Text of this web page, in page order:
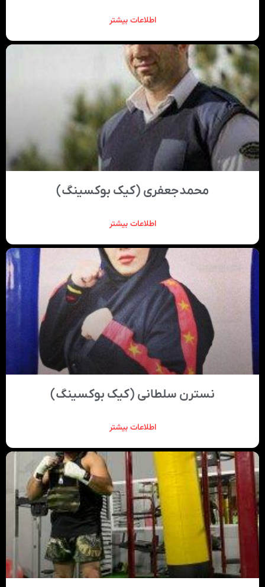
اطلاعات بیشتر
محمدجعفری (کیک بوکسینگ)
اطلاعات بیشتر
نسترن سلطانی (کیک بوکسینگ)
اطلاعات بیشتر